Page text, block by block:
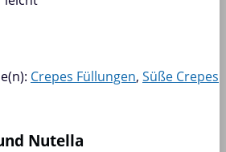
Crepes Füllungen, Süße Crepes
Nutella